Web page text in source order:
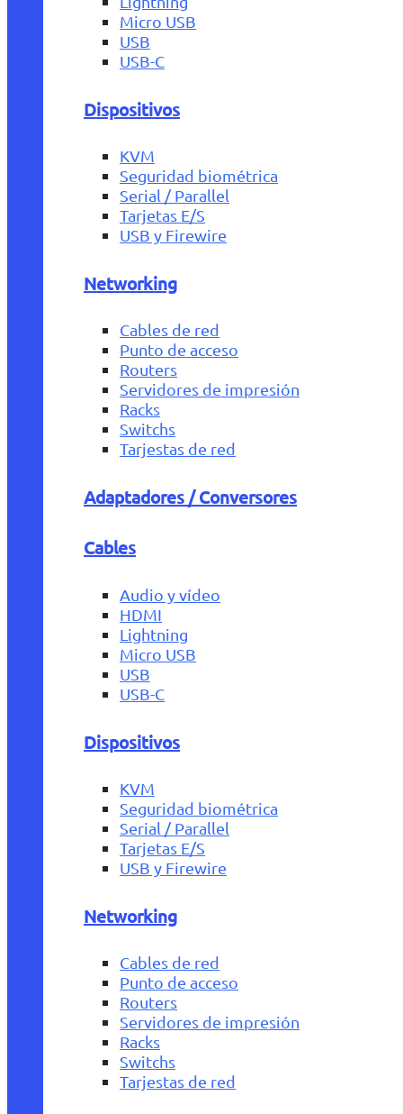
Micro USB
USB
USB-C
Dispositivos
KVM
Seguridad biométrica
Serial / Parallel
Tarjetas E/S
USB y Firewire
Networking
Cables de red
Punto de acceso
Routers
Servidores de impresión
Racks
Switchs
Tarjestas de red
Adaptadores / Conversores
Cables
Audio y vídeo
HDMI
Lightning
Micro USB
USB
USB-C
Dispositivos
KVM
Seguridad biométrica
Serial / Parallel
Tarjetas E/S
USB y Firewire
Networking
Cables de red
Punto de acceso
Routers
Servidores de impresión
Racks
Switchs
Tarjestas de red